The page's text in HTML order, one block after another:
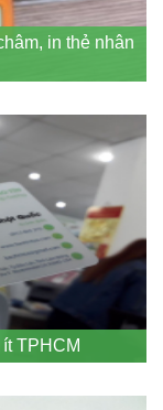
in thẻ nhân
TPHCM